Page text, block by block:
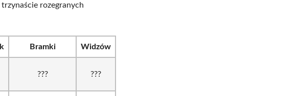
rozegranych
Bramki Widzów
??? ???